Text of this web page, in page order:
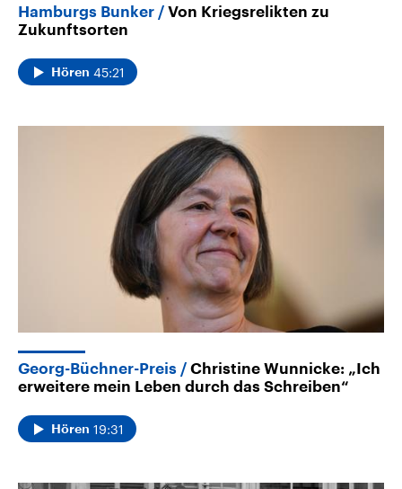
Hamburgs Bunker
Von Kriegsrelikten zu
Zukunftsorten
Hören 45:21
Georg-Büchner-Preis
Christine Wunnicke: „Ich
erweitere mein Leben durch das Schreiben“
Hören 19:31